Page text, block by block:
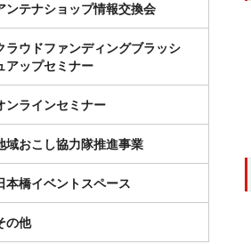
ンテナショップ情報交換会
ラウドファンディングブラッシ
アップセミナー
ンラインセミナー
域おこし協力隊推進事業
本橋イベントスペース
の他